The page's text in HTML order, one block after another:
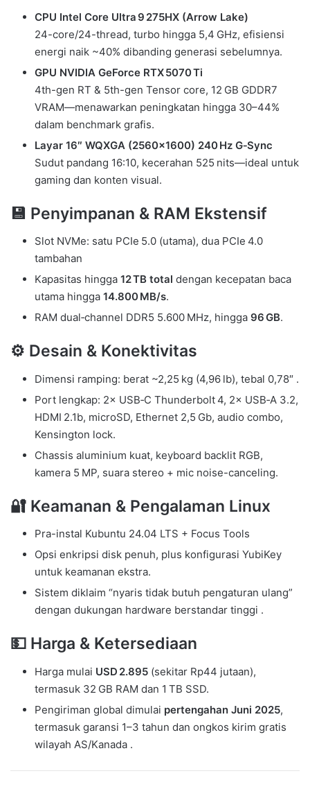
CPU Intel Core Ultra 9 275HX (Arrow Lake)
24-core/24-thread, turbo hingga 5,4 GHz, efisiensi
energi naik ~40% dibanding generasi sebelumnya.
GPU NVIDIA GeForce RTX 5070 Ti
4th-gen RT & 5th-gen Tensor core, 12 GB GDDR7
VRAM—menawarkan peningkatan hingga 30–44%
dalam benchmark grafis.
Layar 16″ WQXGA (2560×1600) 240 Hz G‑Sync
Sudut pandang 16:10, kecerahan 525 nits—ideal untuk
gaming dan konten visual.
💾 Penyimpanan & RAM Ekstensif
Slot NVMe: satu PCIe 5.0 (utama), dua PCIe 4.0
tambahan
Kapasitas hingga 12 TB total dengan kecepatan baca
utama hingga 14.800 MB/s.
RAM dual‑channel DDR5 5.600 MHz, hingga 96 GB.
⚙️ Desain & Konektivitas
Dimensi ramping: berat ~2,25 kg (4,96 lb), tebal 0,78″ .
Port lengkap: 2× USB‑C Thunderbolt 4, 2× USB‑A 3.2,
HDMI 2.1b, microSD, Ethernet 2,5 Gb, audio combo,
Kensington lock.
Chassis aluminium kuat, keyboard backlit RGB,
kamera 5 MP, suara stereo + mic noise-canceling.
🔐 Keamanan & Pengalaman Linux
Pra-instal Kubuntu 24.04 LTS + Focus Tools
Opsi enkripsi disk penuh, plus konfigurasi YubiKey
untuk keamanan ekstra.
Sistem diklaim “nyaris tidak butuh pengaturan ulang”
dengan dukungan hardware berstandar tinggi .
💵 Harga & Ketersediaan
Harga mulai USD 2.895 (sekitar Rp44 jutaan),
termasuk 32 GB RAM dan 1 TB SSD.
Pengiriman global dimulai pertengahan Juni 2025,
termasuk garansi 1–3 tahun dan ongkos kirim gratis
wilayah AS/Kanada .